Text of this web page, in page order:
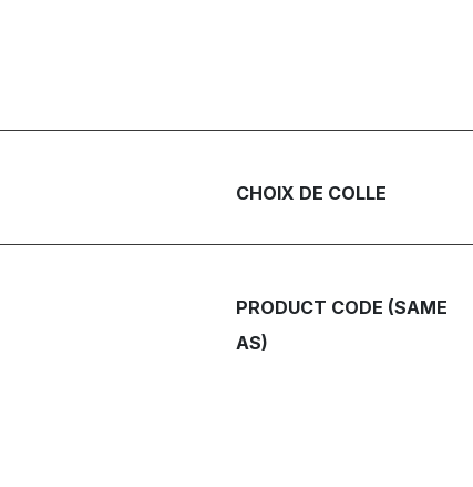
CHOIX DE COLLE
PRODUCT CODE (SAME
AS)